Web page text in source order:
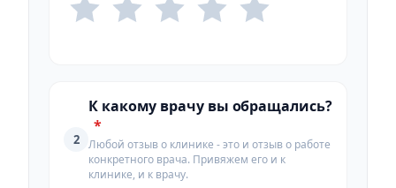
2
К какому врачу вы обращались?
*
Любой отзыв о клинике - это и отзыв о работе
конкретного врача. Привяжем его и к
клинике, и к врачу.